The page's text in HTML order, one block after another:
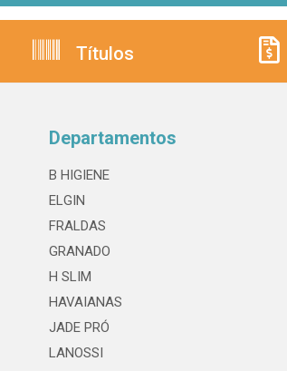
Títulos
Departamentos
B HIGIENE
ELGIN
FRALDAS
GRANADO
H SLIM
HAVAIANAS
JADE PRÓ
LANOSSI